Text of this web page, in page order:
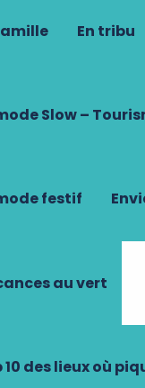
En tribu
Slow –
festif
au vert
10 des lieux où